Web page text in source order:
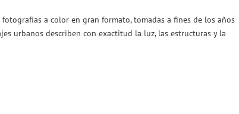
a color en gran formato, tomadas a fines de los años
urbanos describen con exactitud la luz, las estructuras y la